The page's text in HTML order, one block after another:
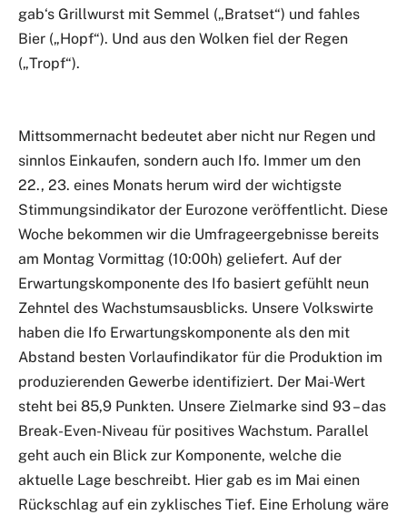
gab‘s Grillwurst mit Semmel („Bratset“) und fahles
Bier („Hopf“). Und aus den Wolken fiel der Regen
(„Tropf“).
Mittsommernacht bedeutet aber nicht nur Regen und
sinnlos Einkaufen, sondern auch Ifo. Immer um den
22., 23. eines Monats herum wird der wichtigste
Stimmungsindikator der Eurozone veröffentlicht. Diese
Woche bekommen wir die Umfrageergebnisse bereits
am Montag Vormittag (10:00h) geliefert. Auf der
Erwartungskomponente des Ifo basiert gefühlt neun
Zehntel des Wachstumsausblicks. Unsere Volkswirte
haben die Ifo Erwartungskomponente als den mit
Abstand besten Vorlaufindikator für die Produktion im
produzierenden Gewerbe identifiziert. Der Mai-Wert
steht bei 85,9 Punkten. Unsere Zielmarke sind 93 – das
Break-Even-Niveau für positives Wachstum. Parallel
geht auch ein Blick zur Komponente, welche die
aktuelle Lage beschreibt. Hier gab es im Mai einen
Rückschlag auf ein zyklisches Tief. Eine Erholung wäre